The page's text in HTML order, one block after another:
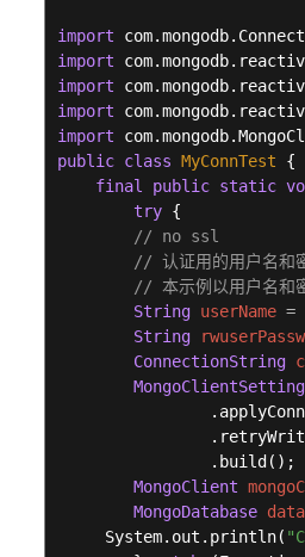
常
见
问
import
import
import
import
import
public class MyConnTest {
final
public static
try {
// no ssl
// 认证用的用户名和
// 本示例以用户名和密
String userName =
String
ConnectionString
MongoClient
MongoDatabase
     System.out.println(